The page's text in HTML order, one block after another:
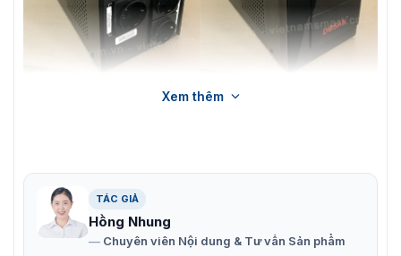
Ảnh thực tế mặt trước và mặt sau bộ lưu điện Dosan Smart PC-
VietnamSmart. Chúng tôi cung cấp nhiều kiểu dáng mẫu
mã để khách hàng lựa chọn. Các sản phẩm đều đến từ
những thương hiệu lớn nổi tiếng về công nghệ như
ZKTeco, Hikvision, IDteck…
Xem thêm
TÁC GIẢ
Hồng Nhung
Chuyên viên Nội dung & Tư vấn Sản phẩm